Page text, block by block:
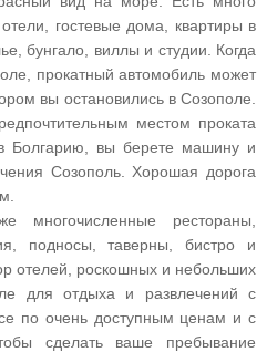
гостевые дома, квартиры в
бунгало, виллы и студии. Когда
прокатный автомобиль может
вы остановились в Созополе.
местом проката
Болгарию, вы берете машину и
Созополь. Хорошая дорога
многочисленные рестораны,
подносы, таверны, бистро и
отелей, роскошных и небольших
для отдыха и развлечений с
по очень доступным ценам и с
сделать ваше пребывание